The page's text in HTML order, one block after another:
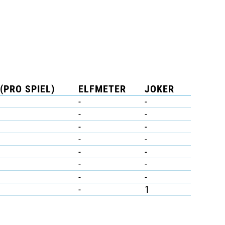
SPIEL) ELFMETER
JOKER
-
-
-
-
-
-
-
-
-
-
-
-
-
-
-
1